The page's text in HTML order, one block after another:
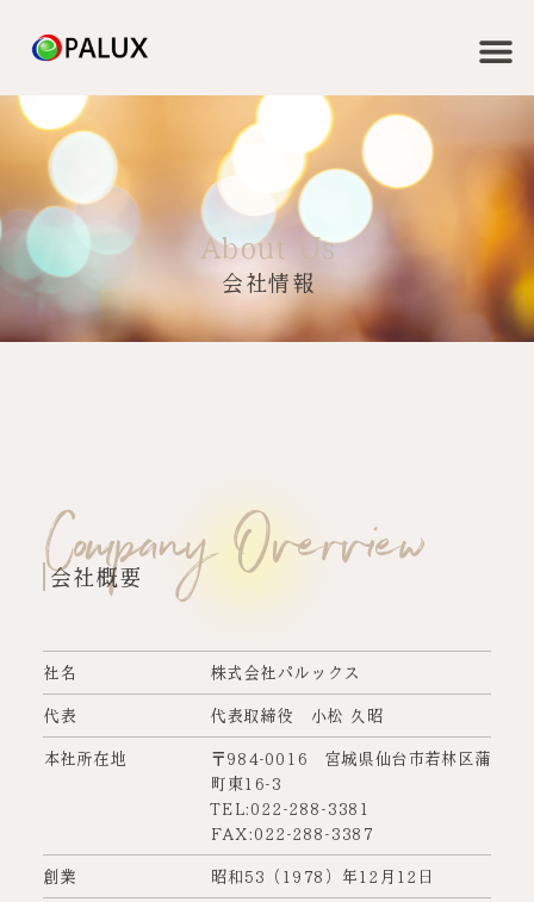
About Us
会社情報
Company Overview
会社概要
社名 株式会社パルックス
代表 代表取締役 小松 久昭
本社所在地
〒984-0016 宮城県仙台市若林区蒲
町東16-3
TEL:022-288-3381
FAX:022-288-3387
創業 昭和53（1978）年12月12日